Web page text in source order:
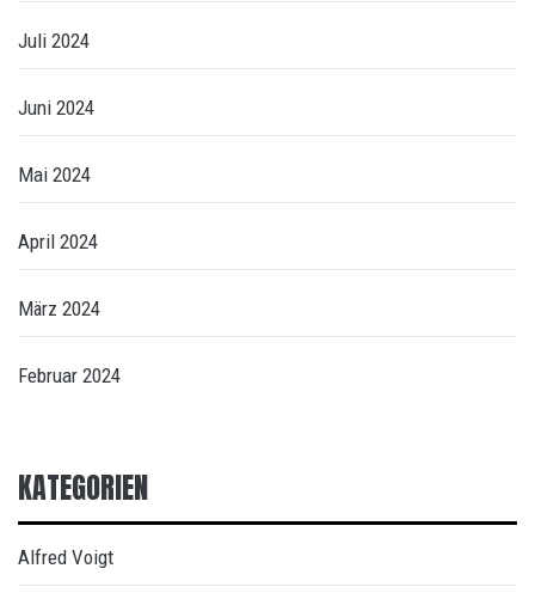
Juli 2024
Juni 2024
Mai 2024
April 2024
März 2024
Februar 2024
KATEGORIEN
Alfred Voigt